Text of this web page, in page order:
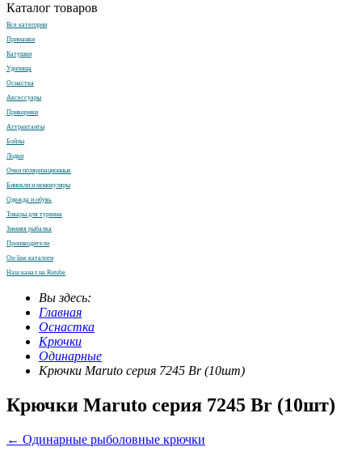
Каталог товаров
Все категории
Приманки
Катушки
Удилища
Оснастка
Аксессуары
Прикормки
Аттрактанты
Бойлы
Лодки
Очки поляризационные
Бинокли и монокуляры
Одежда и обувь
Товары для туризма
Зимняя рыбалка
Производители
On-line каталоги
Наш канал на Rutube
Вы здесь:
Главная
Оснастка
Крючки
Одинарные
Крючки Maruto серия 7245 Br (10шт)
Крючки Maruto серия 7245 Br (10шт)
← Одинарные рыболовные крючки